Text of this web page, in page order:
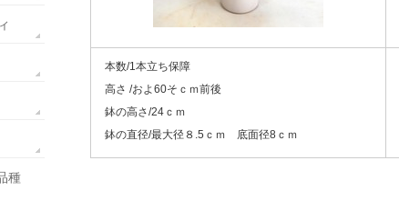
本数/1本立ち保障
高さ /およ60そｃｍ前後
鉢の高さ/24ｃｍ
鉢の直径/最大径８.5ｃｍ 底面径8ｃｍ
種